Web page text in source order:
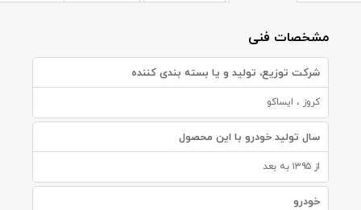
مشخصات فنی
شرکت توزیع، تولید و یا بسته بندی کننده
کروز ، ایساکو
سال تولید خودرو با این محصول
از ۱۳۹۵ به بعد
خودرو